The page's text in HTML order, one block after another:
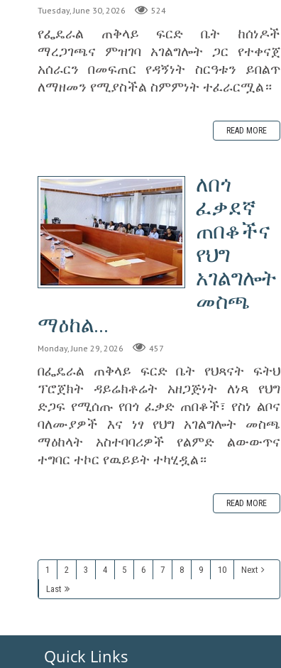
Tuesday, June 30, 2026 524
‎የፌዴራል ጠቅላይ ፍርድ ቤት ከሰነዶች
ማረጋገጫና ምዝገባ አገልግሎት ጋር የተቀናጀ
አሰራርን በመፍጠር የዳኝነት ስርዓቱን ይበልጥ
ለማዘመን የሚያስችል ስምምነት ተፈራርሟል።
READ MORE
ለበጎ
ፈቃደኛ
ጠበቆችና
የህግ
አገልግሎት
መስጫ
ማዕከል...
Monday, June 29, 2026 457
በፌዴራል ጠቅላይ ፍርድ ቤት የህጻናት ፍትህ
ፕሮጀክት ዳይሬክቶሬት አዘጋጅነት ለነጻ የህግ
ድጋፍ የሚሰጡ የበጎ ፈቃድ ጠበቆች፣ የስነ ልቦና
ባለሙያዎች እና ነፃ የህግ አገልግሎት መስጫ
ማዕከላት አስተባባሪዎች የልምድ ልውውጥና
ተግባር ተኮር የዉይይት ተካሂዷል።
READ MORE
1 2 3 4 5 6 7 8 9 10
Next
Last
Quick Links